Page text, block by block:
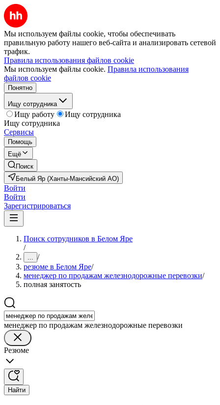
Мы используем файлы cookie, чтобы обеспечивать
правильную работу нашего веб-сайта и анализировать сетевой
трафик.
Правила использования файлов cookie
Мы используем файлы cookie. Правила использования
файлов cookie
Понятно
Ищу сотрудника
Ищу работу
Ищу сотрудника
Ищу сотрудника
Сервисы
Помощь
Ещё
Поиск
Белый Яр (Ханты-Мансийский АО)
Войти
Войти
Зарегистрироваться
Поиск сотрудников в Белом Яре
/
... /
резюме в Белом Яре/
менеджер по продажам железнодорожные перевозки/
полная занятость
менеджер по продажам железнодорожные перевозки
Резюме
Найти